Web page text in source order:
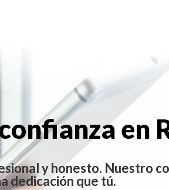
en
y honesto. Nuestro
dedicación que tú.